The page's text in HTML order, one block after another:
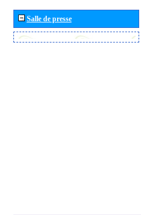
Salle de presse